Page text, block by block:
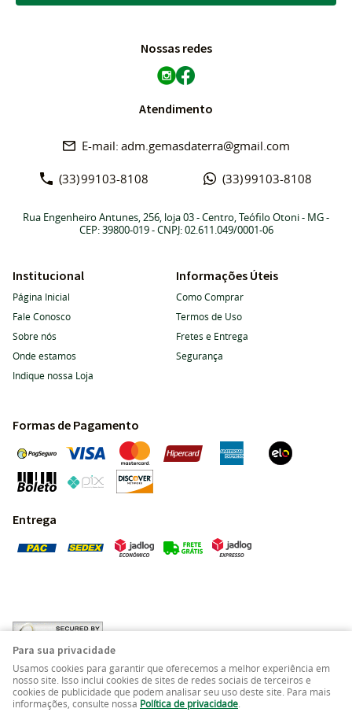
Nossas redes
Atendimento
(33)99103-8108 (33)99103-8108
adm.gemasdaterra@gmail.com
Rua Engenheiro Antunes, 256, loja 03-Centro, Teófilo Otoni- MG-
CEP: 39800-019- CNPJ: 02.611.049/0001-06
Institucional
Página Inicial
Fale Conosco
Sobre nós
Onde estamos
Indique nossa Loja
Informações Úteis
Como Comprar
Termos de Uso
Fretes e Entrega
Segurança
Formas de Pagamento
Entrega
Pedras Preciosas - Gemas da Terra - Todos os direitos
reservados.
Para sua privacidade
Usamos cookies para garantir que oferecemos a melhor experiência em
nosso site. Isso inclui cookies de sites de redes sociais de terceiros e
cookies de publicidade que podem analisar seu uso deste site. Para mais
informações, consulte nossa Política de privacidade